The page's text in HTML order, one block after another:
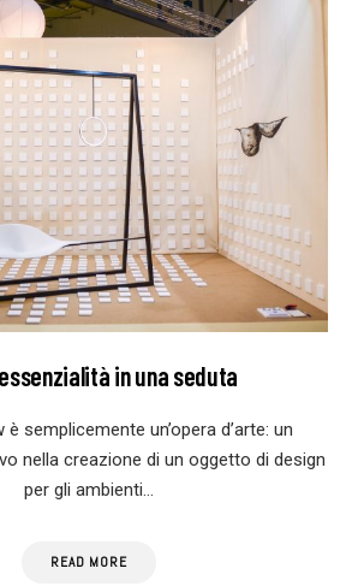
in una seduta
semplicemente un’opera d’arte: un
nella creazione di un oggetto di design
per gli ambienti…
READ MORE